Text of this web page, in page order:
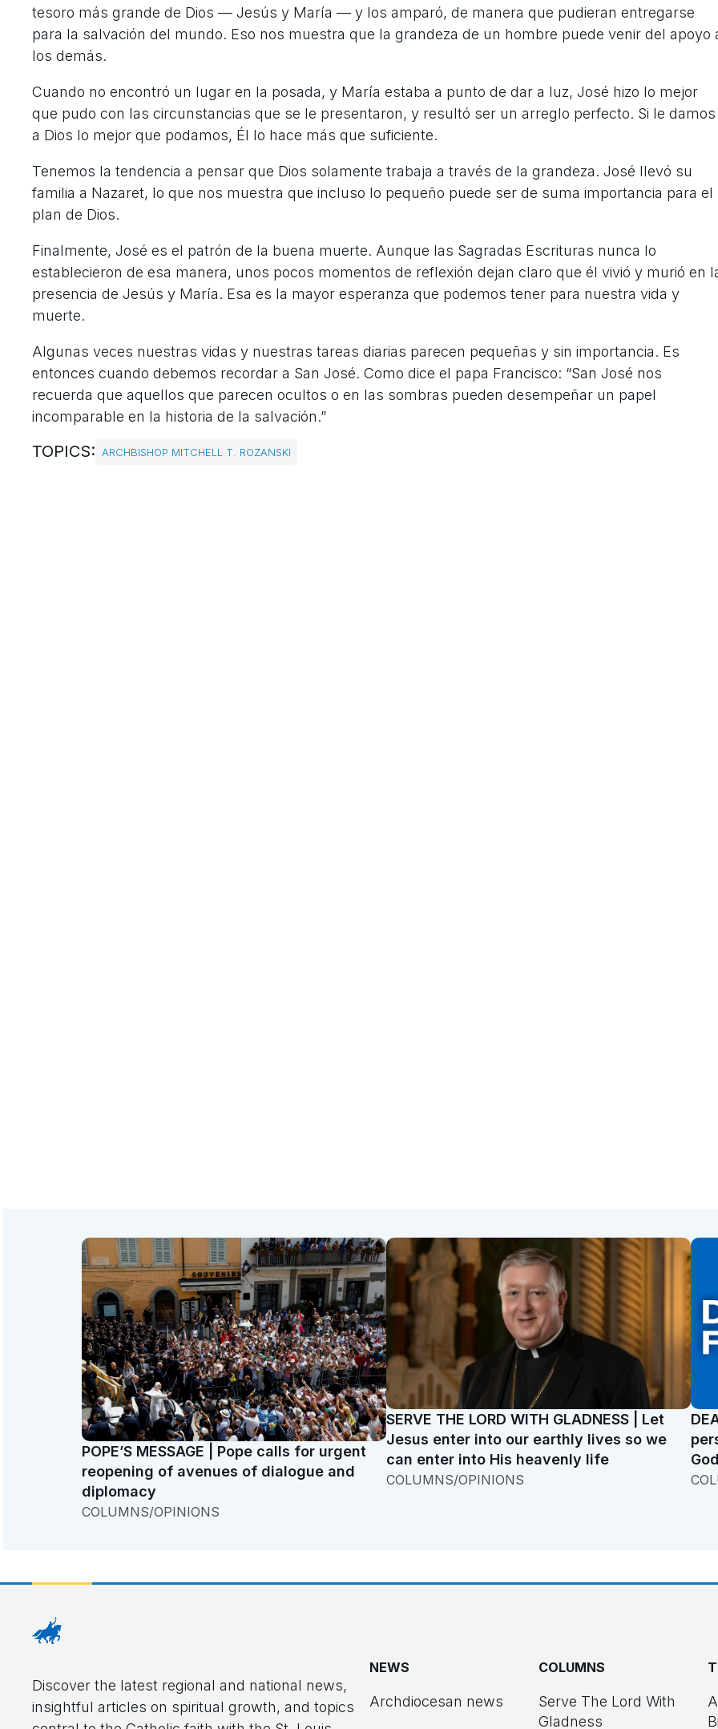
tesoro más grande de Dios — Jesús y María — y los amparó, de manera que pudieran entregarse
para la salvación del mundo. Eso nos muestra que la grandeza de un hombre puede venir del apoyo
los demás.
Cuando no encontró un lugar en la posada, y María estaba a punto de dar a luz, José hizo lo mejor
que pudo con las circunstancias que se le presentaron, y resultó ser un arreglo perfecto. Si le damos
a Dios lo mejor que podamos, Él lo hace más que suficiente.
Tenemos la tendencia a pensar que Dios solamente trabaja a través de la grandeza. José llevó su
familia a Nazaret, lo que nos muestra que incluso lo pequeño puede ser de suma importancia para el
plan de Dios.
Finalmente, José es el patrón de la buena muerte. Aunque las Sagradas Escrituras nunca lo
establecieron de esa manera, unos pocos momentos de reflexión dejan claro que él vivió y murió en
presencia de Jesús y María. Esa es la mayor esperanza que podemos tener para nuestra vida y
muerte.
Algunas veces nuestras vidas y nuestras tareas diarias parecen pequeñas y sin importancia. Es
entonces cuando debemos recordar a San José. Como dice el papa Francisco: “San José nos
recuerda que aquellos que parecen ocultos o en las sombras pueden desempeñar un papel
incomparable en la historia de la salvación.”
TOPICS: ARCHBISHOP MITCHELL T. ROZANSKI
POPE’S MESSAGE | Pope calls for urgent
reopening of avenues of dialogue and
diplomacy
COLUMNS/OPINIONS
SERVE THE LORD WITH GLADNESS | Let
Jesus enter into our earthly lives so we
can enter into His heavenly life
COLUMNS/OPINIONS
Discover the latest regional and national news,
insightful articles on spiritual growth, and topics
NEWS
Archdiocesan news
COLUMNS
Serve The Lord With
Gladness